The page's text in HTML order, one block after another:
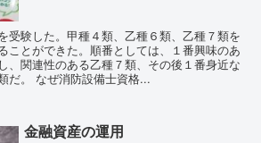
受験した。甲種４類、乙種６類、乙種７類を
ことができた。順番としては、１番興味のあ
、関連性のある乙種７類、その後１番身近な
だ。 なぜ消防設備士資格...
金融資産の運用